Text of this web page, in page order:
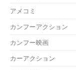
アメコミ
カンフーアクション
カンフー映画
カーアクション